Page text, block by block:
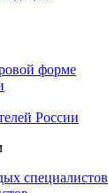
форме
России
специалистов